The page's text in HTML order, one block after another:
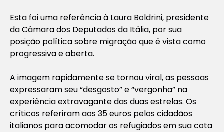
Esta foi uma referência à Laura Boldrini, presidente
da Câmara dos Deputados da Itália, por sua
posição política sobre migração que é vista como
progressiva e aberta.
A imagem rapidamente se tornou viral, as pessoas
expressaram seu “desgosto” e “vergonha” na
experiência extravagante das duas estrelas. Os
críticos referiram aos 35 euros pelos cidadãos
italianos para acomodar os refugiados em sua cota